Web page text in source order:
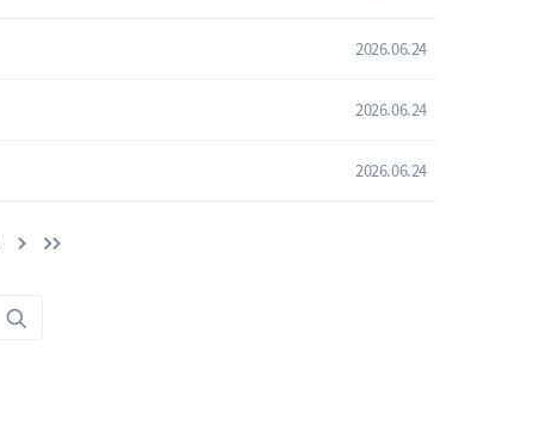
2026.06.24
2026.06.24
2026.06.24